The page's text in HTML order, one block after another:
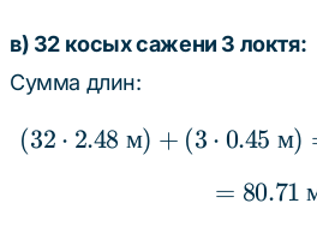
в) 32 косых сажени 3 локтя:
Сумма длин:
(32 ⋅ 2.48 м) + (3 ⋅ 0.45 м)
=
= 80.71